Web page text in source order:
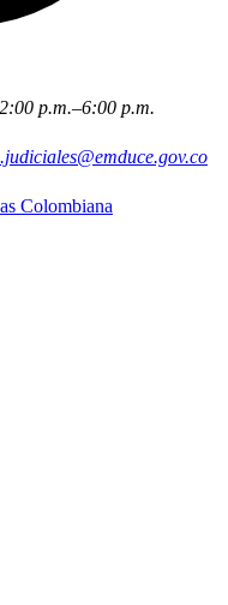
p.m.–6:00 p.m.
Colombiana